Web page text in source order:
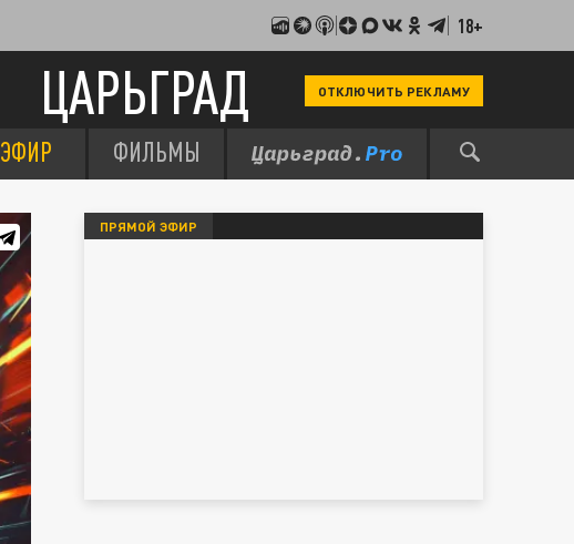
18+
ЦАРЬГРАД ОТКЛЮЧИТЬ РЕКЛАМУ
ЭФИР ФИЛЬМЫ
ПРЯМОЙ ЭФИР